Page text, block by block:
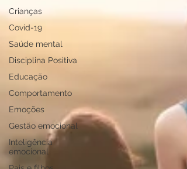
Crianças
Covid-19
Saúde mental
Disciplina Positiva
Educação
Comportamento
Emoções
Gestão emocional
Inteligência
emocional